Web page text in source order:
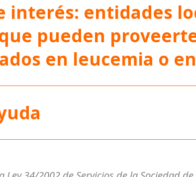
interés: entidades
pueden
en leucemia o